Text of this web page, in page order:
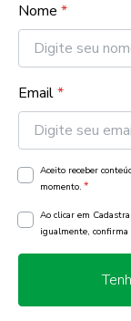
Nome *
Email*
Aceito receber
momento. *
Ao clicar em
igualmente,